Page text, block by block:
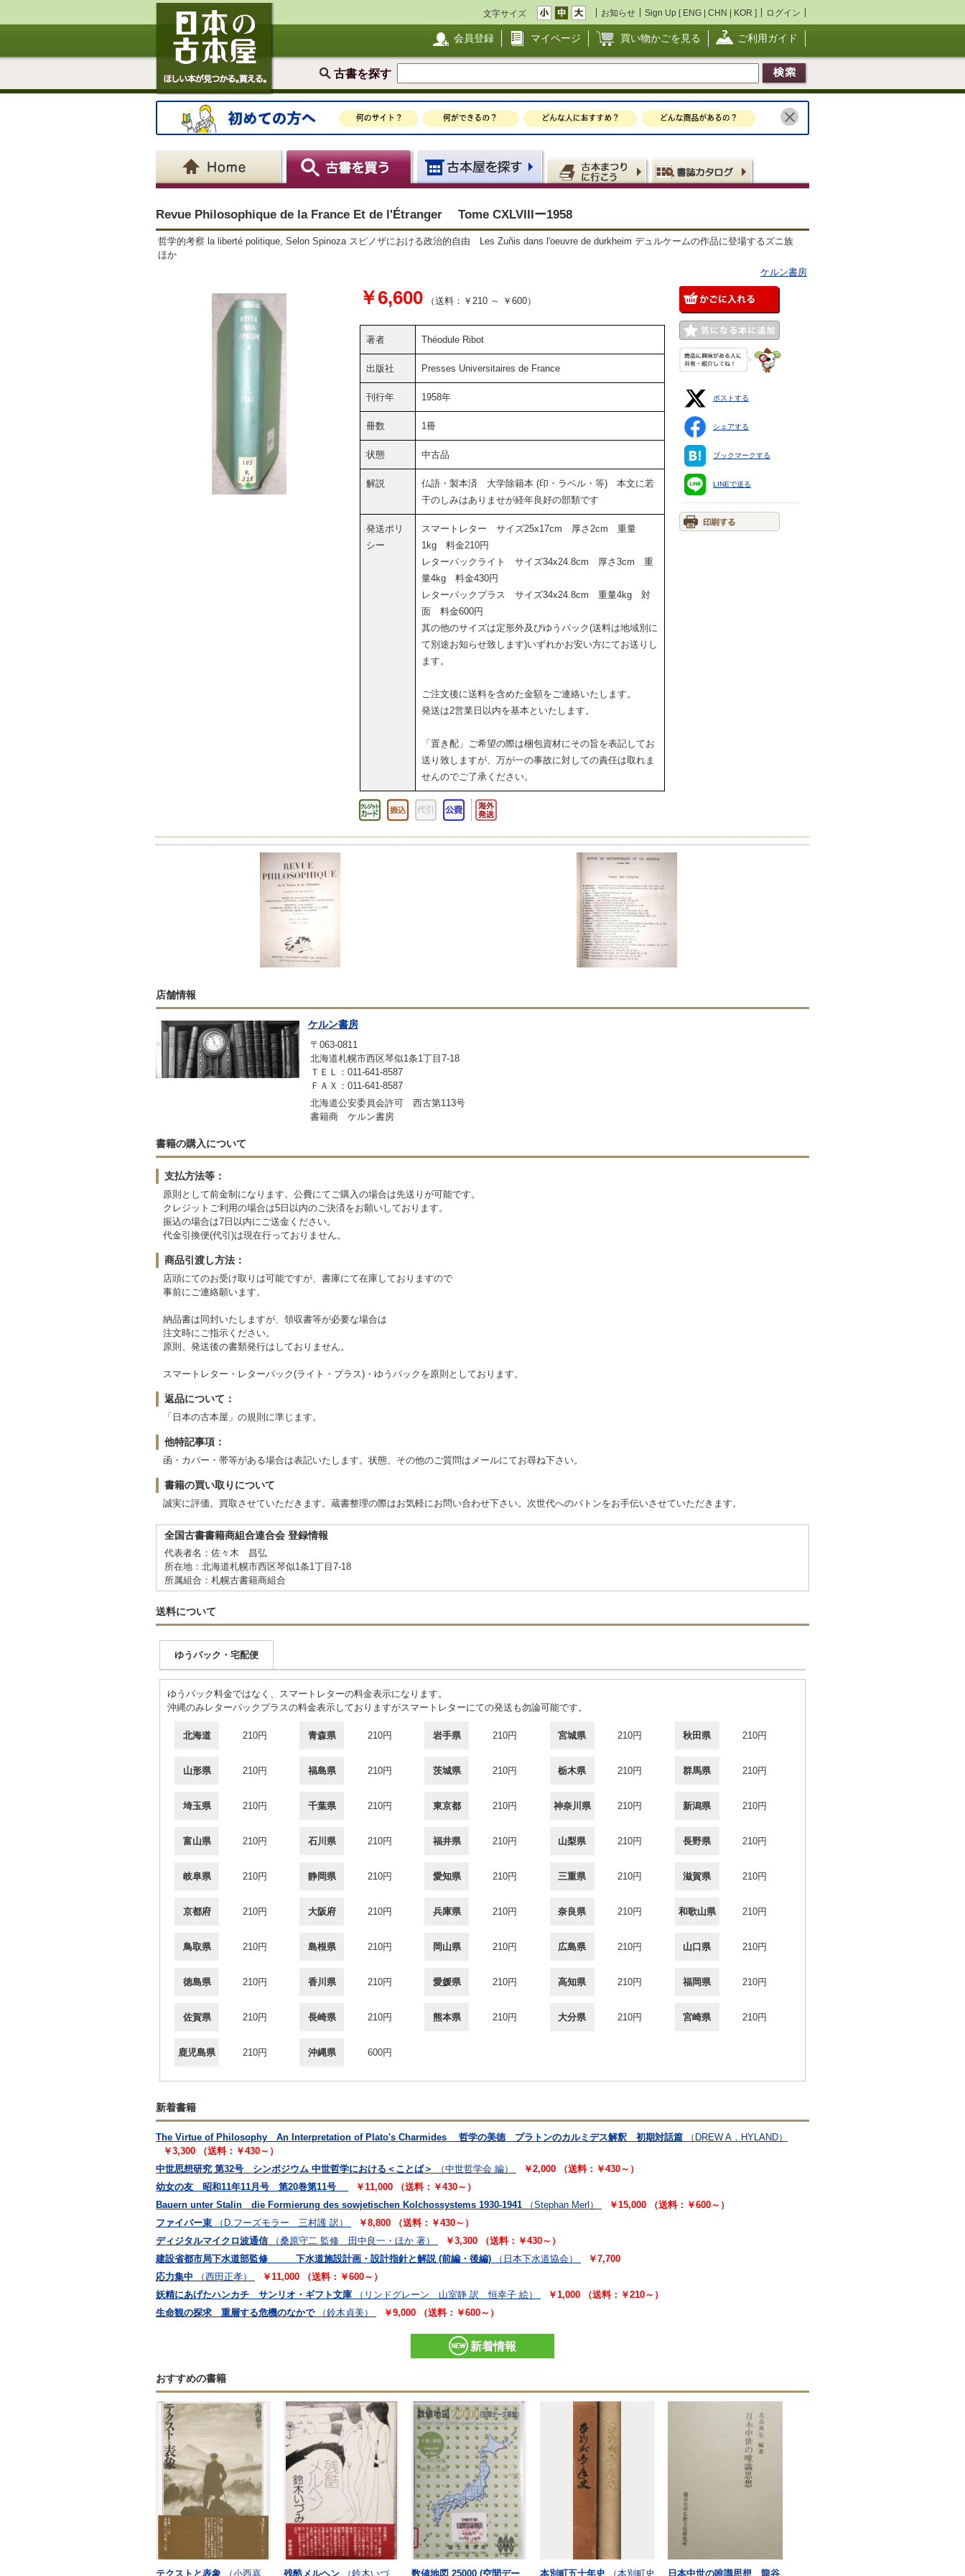
文字サイズ お知らせ Sign Up [ ENG | CHN | KOR ] ログイン
会員登録 マイページ 買い物かごを見る ご利用ガイド
古書を探す
Revue Philosophique de la France Et de l'Étranger Tome CXLVIIIー1958
哲学的考察 la liberté politique, Selon Spinoza スピノザにおける政治的自由 Les Zuñis dans l'oeuvre de durkheim デュルケームの作品に登場するズニ族
ほか
ケルン書房
￥6,600 （送料：￥210 ～ ￥600）
著者 Théodule Ribot
出版社 Presses Universitaires de France
刊行年 1958年
冊数 1冊
状態 中古品
解説
仏語・製本済 大学除籍本 (印・ラベル・等) 本文に若
干のしみはありませが経年良好の部類です
発送ポリ
シー
スマートレター サイズ25x17cm 厚さ2cm 重量
1kg 料金210円
レターパックライト サイズ34x24.8cm 厚さ3cm 重
量4kg 料金430円
レターパックプラス サイズ34x24.8cm 重量4kg 対
面 料金600円
其の他のサイズは定形外及びゆうパック(送料は地域別に
て別途お知らせ致します)いずれかお安い方にてお送りし
ます。
ご注文後に送料を含めた金額をご連絡いたします。
発送は2営業日以内を基本といたします。
「置き配」ご希望の際は梱包資材にその旨を表記してお
送り致しますが、万が一の事故に対しての責任は取れま
せんのでご了承ください。
ポストする
シェアする
ブックマークする
LINEで送る
店舗情報
ケルン書房
〒063-0811
北海道札幌市西区琴似1条1丁目7-18
ＴＥＬ：011-641-8587
ＦＡＸ：011-641-8587
北海道公安委員会許可 西古第113号
書籍商 ケルン書房
書籍の購入について
支払方法等：
原則として前金制になります。公費にてご購入の場合は先送りが可能です。
クレジットご利用の場合は5日以内のご決済をお願いしております。
振込の場合は7日以内にご送金ください。
代金引換便(代引)は現在行っておりません。
商品引渡し方法：
店頭にてのお受け取りは可能ですが、書庫にて在庫しておりますので
事前にご連絡願います。
納品書は同封いたしますが、領収書等が必要な場合は
注文時にご指示ください。
原則、発送後の書類発行はしておりません。
スマートレター・レターパック(ライト・プラス)・ゆうパックを原則としております。
返品について：
「日本の古本屋」の規則に準じます。
他特記事項：
函・カバー・帯等がある場合は表記いたします。状態、その他のご質問はメールにてお尋ね下さい。
書籍の買い取りについて
誠実に評価。買取させていただきます。蔵書整理の際はお気軽にお問い合わせ下さい。次世代へのバトンをお手伝いさせていただきます。
全国古書書籍商組合連合会 登録情報
代表者名：佐々木 昌弘
所在地：北海道札幌市西区琴似1条1丁目7-18
所属組合：札幌古書籍商組合
送料について
ゆうパック・宅配便
ゆうパック料金ではなく、スマートレターの料金表示になります。
沖縄のみレターパックプラスの料金表示しておりますがスマートレターにての発送も勿論可能です。
北海道 210円 青森県 210円 岩手県 210円 宮城県 210円 秋田県 210円
山形県 210円 福島県 210円 茨城県 210円 栃木県 210円 群馬県 210円
埼玉県 210円 千葉県 210円 東京都 210円 神奈川県 210円 新潟県 210円
富山県 210円 石川県 210円 福井県 210円 山梨県 210円 長野県 210円
岐阜県 210円 静岡県 210円 愛知県 210円 三重県 210円 滋賀県 210円
京都府 210円 大阪府 210円 兵庫県 210円 奈良県 210円 和歌山県 210円
鳥取県 210円 島根県 210円 岡山県 210円 広島県 210円 山口県 210円
徳島県 210円 香川県 210円 愛媛県 210円 高知県 210円 福岡県 210円
佐賀県 210円 長崎県 210円 熊本県 210円 大分県 210円 宮崎県 210円
鹿児島県 210円 沖縄県 600円
新着書籍
The Virtue of Philosophy An Interpretation of Plato's Charmides 哲学の美徳 プラトンのカルミデス解釈 初期対話篇
（DREW A．HYLAND）
￥3,300 （送料：￥430～）
中世思想研究 第32号 シンポジウム 中世哲学における＜ことば＞
（中世哲学会 編）
￥2,000 （送料：￥430～）
幼女の友 昭和11年11月号 第20巻第11号
￥11,000 （送料：￥430～）
Bauern unter Stalin die Formierung des sowjetischen Kolchossystems 1930-1941
（Stephan Merl）
￥15,000 （送料：￥600～）
ファイバー束
（D.フーズモラー 三村護 訳）
￥8,800 （送料：￥430～）
ディジタルマイクロ波通信
（桑原守二 監修 田中良一・ほか 著）
￥3,300 （送料：￥430～）
建設省都市局下水道部監修 下水道施設計画・設計指針と解説 (前編・後編)
（日本下水道協会）
￥7,700
応力集中
（西田正孝）
￥11,000 （送料：￥600～）
妖精にあげたハンカチ サンリオ・ギフト文庫
（リンドグレーン 山室静 訳 恒幸子 絵）
￥1,000 （送料：￥210～）
生命観の探求 重層する危機のなかで
（鈴木貞美） ￥9,000 （送料：￥600～）
新着情報
おすすめの書籍
テクストと表象 （小西嘉 残酷メルヘン （鈴木いづ 数値地図 25000 (空間デー 本別町五十年史 （本別町史 日本中世の唯識思想 龍谷